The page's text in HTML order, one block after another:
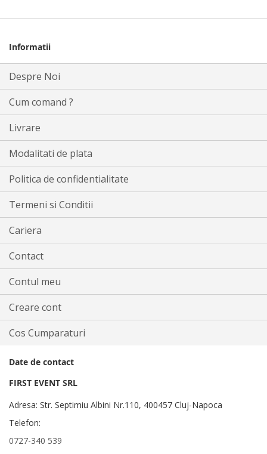
Informatii
Despre Noi
Cum comand ?
Livrare
Modalitati de plata
Politica de confidentialitate
Termeni si Conditii
Cariera
Contact
Contul meu
Creare cont
Cos Cumparaturi
Date de contact
FIRST EVENT SRL
Adresa: Str. Septimiu Albini Nr.110, 400457 Cluj-Napoca
Telefon:
0727-340 539